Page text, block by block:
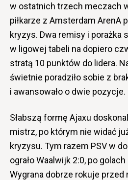
w ostatnich trzech meczach
piłkarze z Amsterdam ArenA
kryzys. Dwa remisy i porażka
w ligowej tabeli na dopiero
stratą 10 punktów do lidera.
świetnie poradziło sobie z
i awansowało o dwie pozycje.
Słabszą formę Ajaxu
mistrz, po którym nie widać
kryzysu. Tym razem PSV w
ograło Waalwijk 2:0, po
Wygrana dobrze rokuje przed